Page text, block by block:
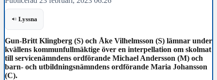
Lyssna
Gun-Britt Klingberg (S) och Åke Vilhelmsson (S) lämnar under
kvällens kommunfullmäktige över en interpellation om skolmat
till servicenämndens ordförande Michael Andersson (M) och
barn- och utbildningsnämndens ordförande Maria Johansson
(C).